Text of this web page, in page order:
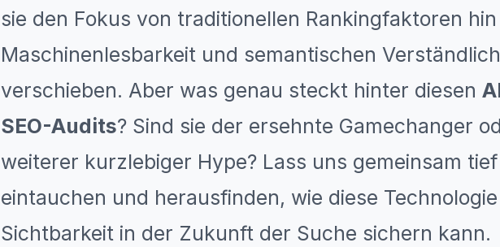
sie den Fokus von traditionellen Rankingfaktoren
Maschinenlesbarkeit und semantischen
verschieben. Aber was genau steckt hinter diesen
SEO-Audits? Sind sie der ersehnte Gamechanger
weiterer kurzlebiger Hype? Lass uns gemeinsam
eintauchen und herausfinden, wie diese
Sichtbarkeit in der Zukunft der Suche sichern kann.